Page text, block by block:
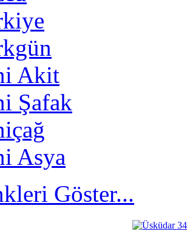
Akit
Şafak
Asya
Göster...